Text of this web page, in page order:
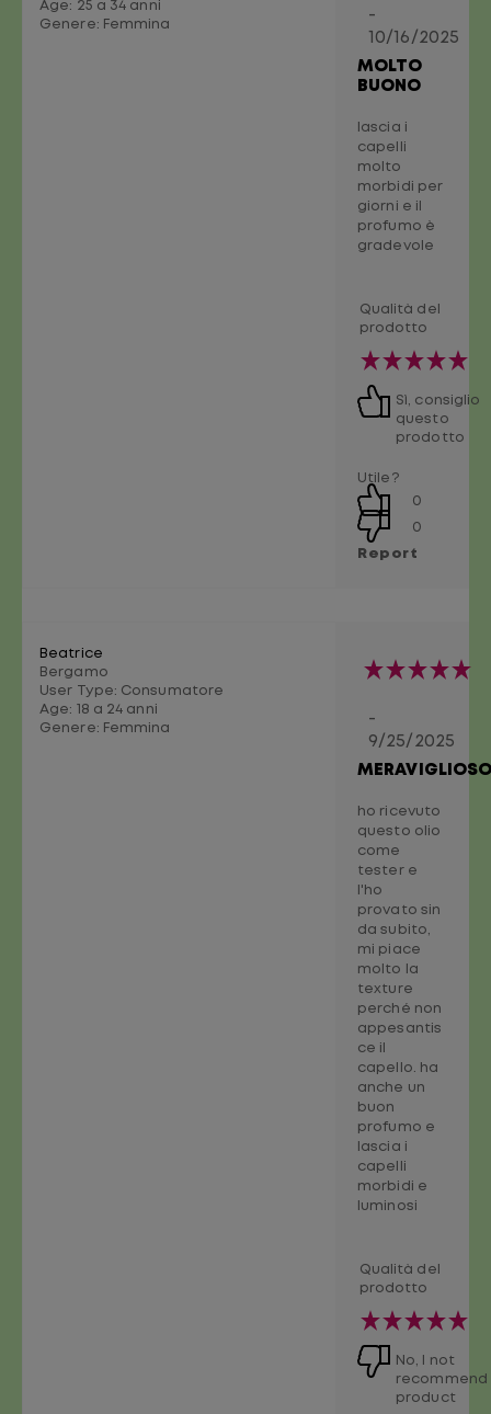
Age: 25 a 34 anni
Genere: Femmina
-
10/16/2025
MOLTO
BUONO
lascia i
capelli
molto
morbidi per
giorni e il
profumo è
gradevole
Qualità del
prodotto
Sì, consiglio
questo
prodotto
Utile?
0
0
Report
Beatrice
Bergamo
User Type: Consumatore
Age:
18 a 24 anni
Genere: Femmina
-
9/25/2025
ho ricevuto
questo olio
come
tester e
l'ho
provato sin
da subito,
mi piace
molto la
texture
perché non
appesantis
ce il
capello. ha
anche un
buon
profumo e
lascia i
capelli
morbidi e
luminosi
Qualità del
prodotto
No, I not
recommend
product